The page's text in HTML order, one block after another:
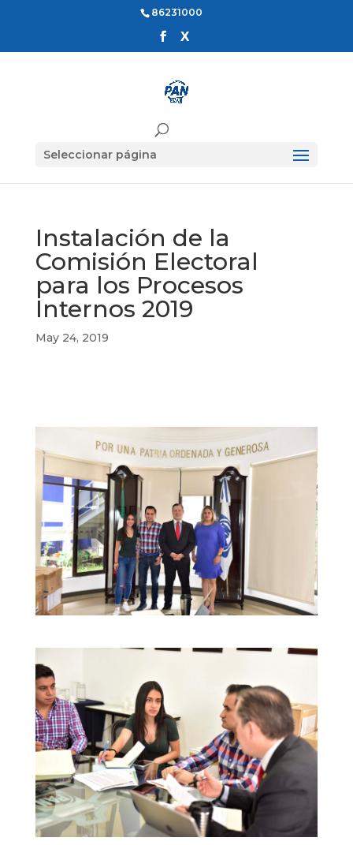
86231000
Seleccionar página
Instalación de la
Comisión Electoral
para los Procesos
Internos 2019
May 24, 2019